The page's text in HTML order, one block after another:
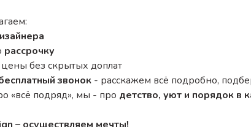
рассрочку
без скрытых доплат
звонок - расскажем всё подробно,
«всё подряд», мы - про детство, уют и порядок в